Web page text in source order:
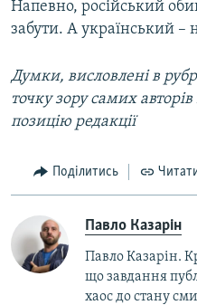
Напевно, російський
забути. А український –
Думки, висловлені в
точку зору самих
позицію редакції
Поділитись
Павло Казарін
Павло Казарін.
що завдання
хаос до стану